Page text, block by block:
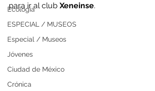
Ecología
ESPECIAL / MUSEOS
Especial / Museos
Jóvenes
Ciudad de México
Crónica
para ir al club Xeneinse.